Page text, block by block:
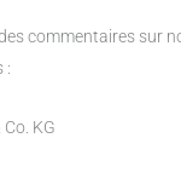
commentaires sur
:
KG